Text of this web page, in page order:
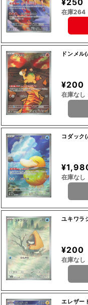
在庫264
ドンメ
¥200
在庫なし
コダック
在庫なし
ユキワラ
¥200
在庫なし
エレザー